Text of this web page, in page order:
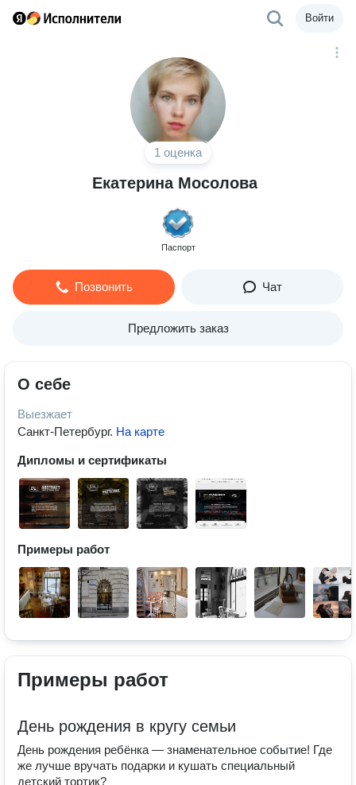
Войти
1 оценка
Екатерина Мосолова
Паспорт
Позвонить Чат
Предложить заказ
О себе
Выезжает
Санкт-Петербург. На карте
Дипломы и сертификаты
Примеры работ
Примеры работ
День рождения в кругу семьи
День рождения ребёнка — знаменательное событие! Где
же лучше вручать подарки и кушать специальный
детский тортик?